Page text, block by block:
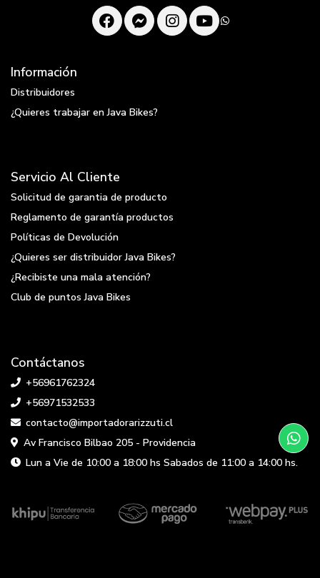
Información
Distribuidores
¿Quieres trabajar en Java Bikes?
Servicio Al Cliente
Solicitud de garantia de producto
Reglamento de garantía productos
Políticas de Devolución
¿Quieres ser distribuidor Java Bikes?
¿Recibiste una mala atención?
Club de puntos Java Bikes
Contáctanos
+56961762324
+56971532533
contacto@importadorarizzuti.cl
Av Francisco Bilbao 205 - Providencia
Lun a Vie de 10:00 a 18:00 hs Sabados de 11:00 a 14:00 hs.